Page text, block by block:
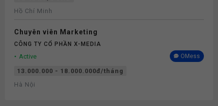
Hồ Chí Minh
Chuyên viên Marketing
CÔNG TY CỔ PHẦN X-MEDIA
Active OMess
13.000.000 - 18.000.000đ/tháng
Hà Nội